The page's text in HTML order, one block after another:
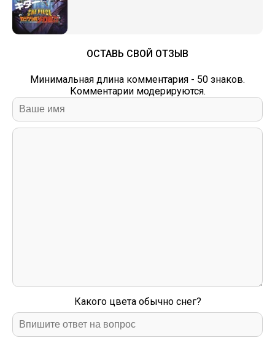
ОСТАВЬ СВОЙ ОТЗЫВ
Минимальная длина комментария - 50 знаков.
Комментарии модерируются.
Какого цвета обычно снег?